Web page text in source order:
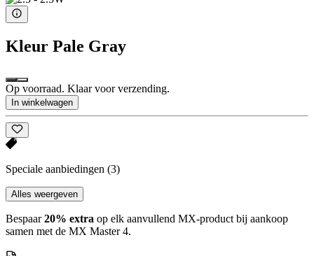
Kleur Pale Gray
Op voorraad. Klaar voor verzending.
In winkelwagen
Speciale aanbiedingen (3)
Alles weergeven
Bespaar20% extra op elk aanvullend MX-product bij aankoop
samen met de MX Master 4.